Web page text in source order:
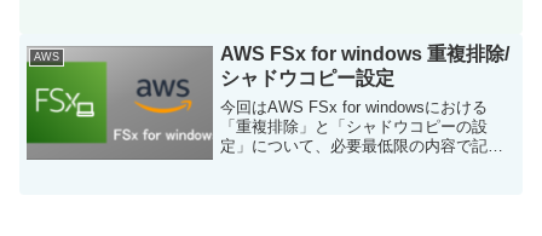
気で推論してくれるんだけど・・・。ぱ
っと見...
AWS
AWS FSx for windows 重複排除/
シャドウコピー設定
今回はAWS FSx for windowsにおける
「重複排除」と「シャドウコピーの設
定」について、必要最低限の内容で記載